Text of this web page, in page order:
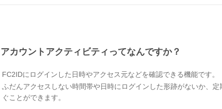
アカウントアクティビティってなんですか？
FC2IDにログインした日時やアクセス元などを確認できる機能です。
ふだんアクセスしない時間帯や日時にログインした形跡がないか、
ぐことができます。